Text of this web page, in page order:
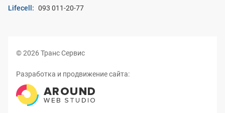
Lifecell: 093 011-20-77
© 2026 Транс Сервис
Разработка и продвижение сайта: